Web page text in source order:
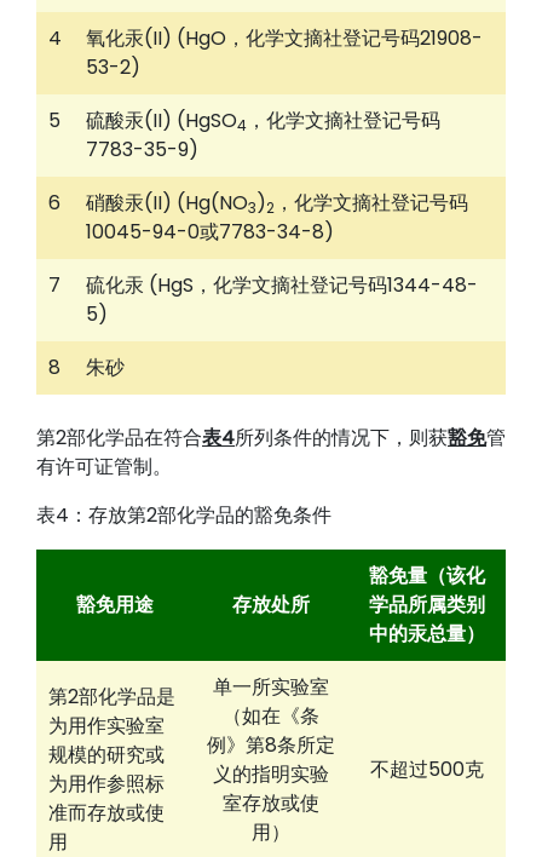
4
氧化汞(II) (HgO，化学文摘社登记号码21908-
53-2)
5
硫酸汞(II) (HgSO4 ，化学文摘社登记号码
7783-35-9)
6
硝酸汞(II) (Hg(NO3)2 ，化学文摘社登记号码
10045-94-0或7783-34-8)
7
硫化汞 (HgS，化学文摘社登记号码1344-48-
5)
8
朱砂
第2部化学品在符合表4所列条件的情况下，则获豁免管
有许可证管制。
表4：存放第2部化学品的豁免条件
豁免用途 存放处所
豁免量（该化
学品所属类别
中的汞总量）
第2部化学品是
为用作实验室
规模的研究或
为用作参照标
准而存放或使
用
单一所实验室
（如在《条
例》第8条所定
义的指明实验
室存放或使
用）
不超过500克